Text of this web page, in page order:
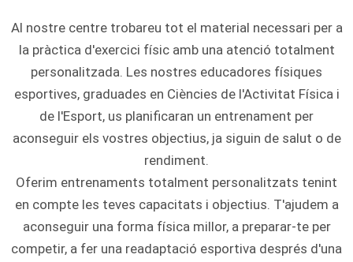
Al nostre centre trobareu tot el material necessari per a
la pràctica d'exercici físic amb una atenció totalment
personalitzada. Les nostres educadores físiques
esportives, graduades en Ciències de l'Activitat Física i
de l'Esport, us planificaran un entrenament per
aconseguir els vostres objectius, ja siguin de salut o de
rendiment.
Oferim entrenaments totalment personalitzats tenint
en compte les teves capacitats i objectius. T'ajudem a
aconseguir una forma física millor, a preparar-te per
competir, a fer una readaptació esportiva després d'una